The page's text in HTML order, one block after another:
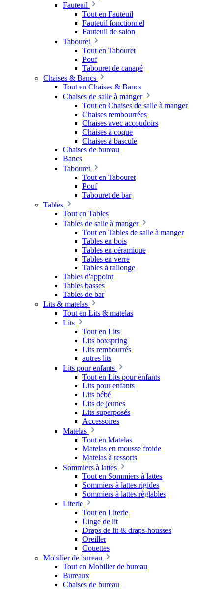
Fauteuil
Tout en Fauteuil
Fauteuil fonctionnel
Fauteuil de salon
Tabouret
Tout en Tabouret
Pouf
Tabouret de canapé
Chaises & Bancs
Tout en Chaises & Bancs
Chaises de salle à manger
Tout en Chaises de salle à manger
Chaises rembourrées
Chaises avec accoudoirs
Chaises à coque
Chaises à bascule
Chaises de bureau
Bancs
Tabouret
Tout en Tabouret
Pouf
Tabouret de bar
Tables
Tout en Tables
Tables de salle à manger
Tout en Tables de salle à manger
Tables en bois
Tables en céramique
Tables en verre
Tables à rallonge
Tables d'appoint
Tables basses
Tables de bar
Lits & matelas
Tout en Lits & matelas
Lits
Tout en Lits
Lits boxspring
Lits rembourrés
autres lits
Lits pour enfants
Tout en Lits pour enfants
Lits pour enfants
Lits bébé
Lits de jeunes
Lits superposés
Accessoires
Matelas
Tout en Matelas
Matelas en mousse froide
Matelas à ressorts
Sommiers à lattes
Tout en Sommiers à lattes
Sommiers à lattes rigides
Sommiers à lattes réglables
Literie
Tout en Literie
Linge de lit
Draps de lit & draps-housses
Oreiller
Couettes
Mobilier de bureau
Tout en Mobilier de bureau
Bureaux
Chaises de bureau